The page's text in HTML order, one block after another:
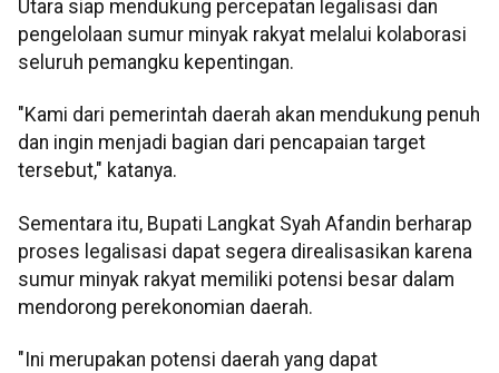
Utara siap mendukung percepatan legalisasi dan
pengelolaan sumur minyak rakyat melalui kolaborasi
seluruh pemangku kepentingan.
"Kami dari pemerintah daerah akan mendukung penuh
dan ingin menjadi bagian dari pencapaian target
tersebut," katanya.
Sementara itu, Bupati Langkat Syah Afandin berharap
proses legalisasi dapat segera direalisasikan karena
sumur minyak rakyat memiliki potensi besar dalam
mendorong perekonomian daerah.
"Ini merupakan potensi daerah yang dapat